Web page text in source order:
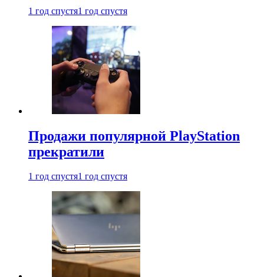
1 год спустя1 год спустя
Продажи популярной PlayStation
прекратили
1 год спустя1 год спустя